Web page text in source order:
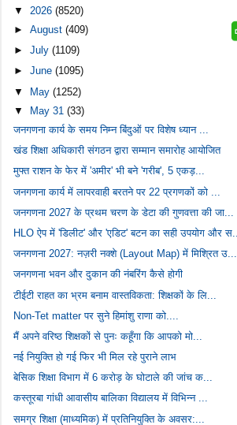
▼ 2026(8520)
►August(409)
►July(1109)
►June(1095)
▼ May(1252)
▼
May 31(33)
जनगणना कार्य के समय निम्न बिंदुओं पर विशेष ध्यान ...
खंड शिक्षा अधिकारी संगठन द्वारा सम्मान समारोह आयोजित
मुफ्त राशन के फेर में 'अमीर' भी बने 'गरीब', 5 एकड़...
जनगणना कार्य में लापरवाही बरतने पर 22 प्रगणकों को ...
जनगणना 2027 के प्रथम चरण के डेटा की गुणवत्ता की जा...
HLO ऐप में 'डिलीट' और 'एडिट' बटन का सही उपयोग और स...
जनगणना 2027: नज़री नक्शे (Layout Map) में मिश्रित उ...
जनगणना भवन और दुकान की नंबरिंग कैसे होगी
टीईटी राहत का भ्रम बनाम वास्तविकता: शिक्षकों के लि...
Non-Tet matter पर सुने हिमांशु राणा को....
मैं अपने वरिष्ठ शिक्षकों से पुनः कहूँगा कि आपको मो...
नई नियुक्ति हो गई फिर भी मिल रहे पुराने लाभ
बेसिक शिक्षा विभाग में 6 करोड़ के घोटाले की जांच क...
कस्तूरबा गांधी आवासीय बालिका विद्यालय में विभिन्न ...
समग्र शिक्षा (माध्यमिक) में प्रतिनियुक्ति के अवसर:...